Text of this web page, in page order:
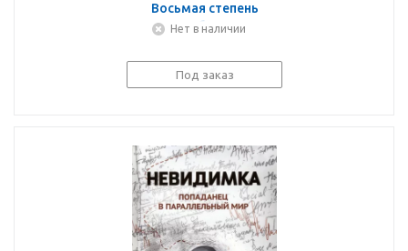
Восьмая степень
свободы
Нет в наличии
Под заказ